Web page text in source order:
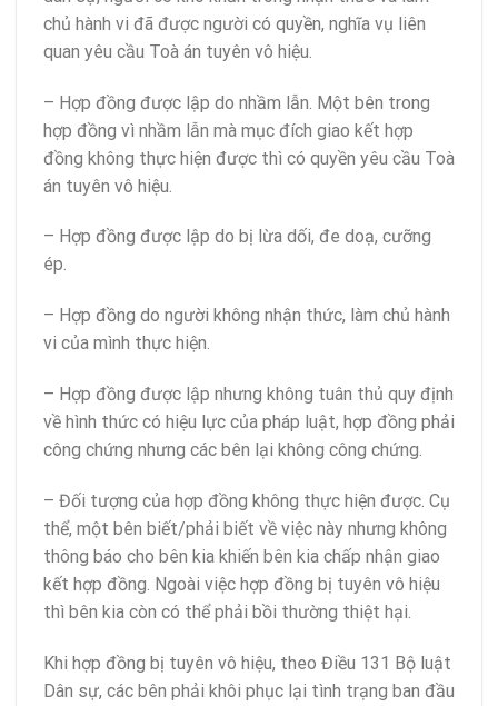
chủ hành vi đã được người có quyền, nghĩa vụ liên
quan yêu cầu Toà án tuyên vô hiệu.
– Hợp đồng được lập do nhầm lẫn. Một bên trong
hợp đồng vì nhầm lẫn mà mục đích giao kết hợp
đồng không thực hiện được thì có quyền yêu cầu Toà
án tuyên vô hiệu.
– Hợp đồng được lập do bị lừa dối, đe doạ, cưỡng
ép.
– Hợp đồng do người không nhận thức, làm chủ hành
vi của mình thực hiện.
– Hợp đồng được lập nhưng không tuân thủ quy định
về hình thức có hiệu lực của pháp luật, hợp đồng phải
công chứng nhưng các bên lại không công chứng.
– Đối tượng của hợp đồng không thực hiện được. Cụ
thể, một bên biết/phải biết về việc này nhưng không
thông báo cho bên kia khiến bên kia chấp nhận giao
kết hợp đồng. Ngoài việc hợp đồng bị tuyên vô hiệu
thì bên kia còn có thể phải bồi thường thiệt hại.
Khi hợp đồng bị tuyên vô hiệu, theo Điều 131 Bộ luật
Dân sự, các bên phải khôi phục lại tình trạng ban đầu